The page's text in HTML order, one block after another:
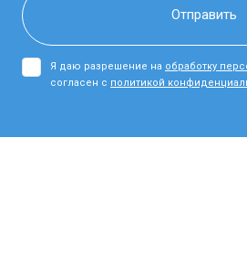
Я даю разрешение на обработку
согласен с политикой